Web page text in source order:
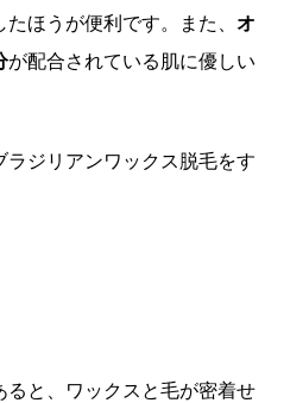
たほうが便利です。また、オ
が配合されている肌に優しい
ラジリアンワックス脱毛をす
ると、ワックスと毛が密着せ